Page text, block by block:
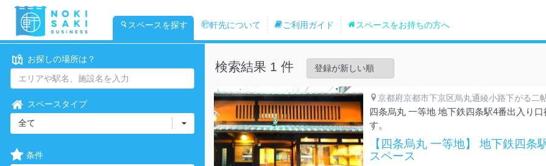
スペースを探す 軒先について ご利用ガイド スペースをお持ちの方へ
お探しの場所は？
スペースタイプ
全て
条件
検索結果 1 件
京都府京都市下京区烏丸通綾小路下がる二
四条烏丸 一等地 地下鉄四条駅4番出入り
す。
【四条烏丸 一等地】 地下鉄四条
スペース